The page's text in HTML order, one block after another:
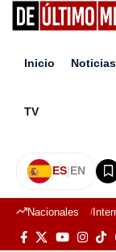
Inicio Noticias
TV
ES|EN
Nacionales